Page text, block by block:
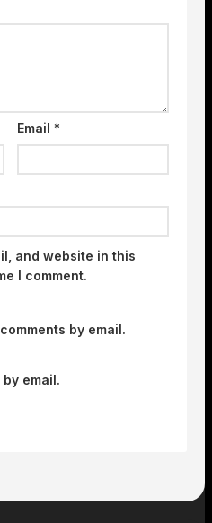
Email*
and website in this
I comment.
by email.
email.